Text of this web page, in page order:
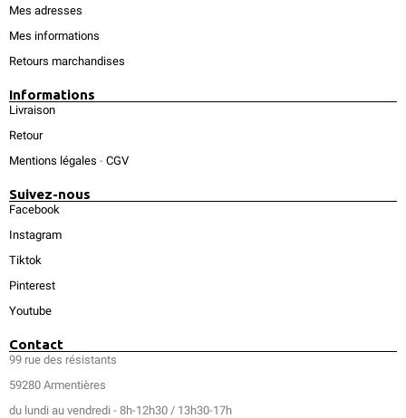
Mes adresses
Mes informations
Retours marchandises
Informations
Livraison
Retour
Mentions légales - CGV
Suivez-nous
Facebook
Instagram
Tiktok
Pinterest
Youtube
Contact
99 rue des résistants
59280 Armentières
du lundi au vendredi - 8h-12h30 / 13h30-17h